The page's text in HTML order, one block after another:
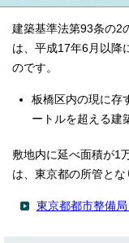
建築基準法第93条の2
は、平成17年6月以降
のです。
板橋区内の現に存
ートルを超える建
敷地内に延べ面積が1
は、東京都の所管とな
東京都都市整備